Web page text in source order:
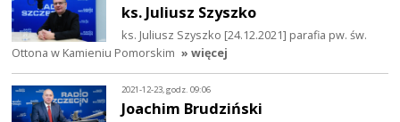
ks. Juliusz Szyszko
ks. Juliusz Szyszko [24.12.2021] parafia pw. św.
Ottona w Kamieniu Pomorskim » więcej
2021-12-23, godz. 09:06
Joachim Brudziński